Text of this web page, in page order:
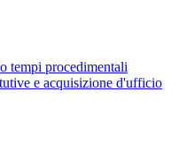
tempi procedimentali
e acquisizione d'ufficio